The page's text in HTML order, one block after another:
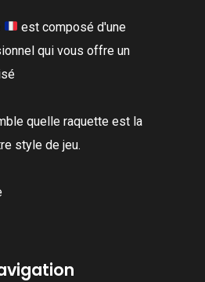
est composé d'une
qui vous offre un
quelle raquette est la
style de jeu.